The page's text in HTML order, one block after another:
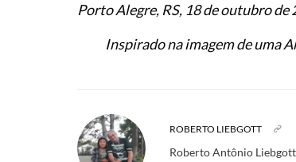
Porto Alegre, RS, 18 de outubro de
Inspirado na imagem de uma
ROBERTO LIEBGOTT
Roberto Antônio